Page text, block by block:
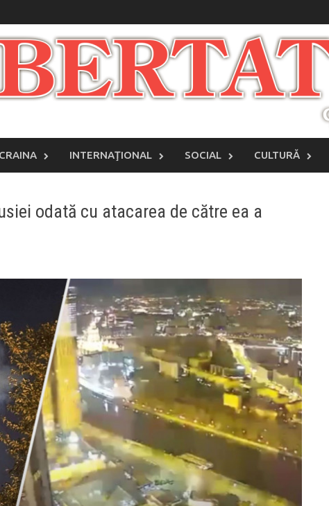
INTERNAŢIONAL SOCIAL CULTURĂ
odată cu atacarea de către ea a